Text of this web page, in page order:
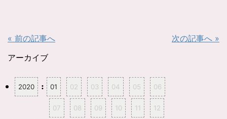
e
共
有
新
い
す
ッ
し
く
だ
さ
« 前の記事へ 次の記事へ »
アーカイブ
2020 : 01 02 03 04 05 06
07 08 09 10 11 12